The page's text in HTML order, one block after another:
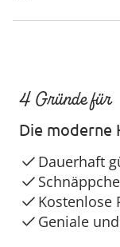
4 Gründe für
Die moderne
Dauerhaft
Kostenlose
Geniale